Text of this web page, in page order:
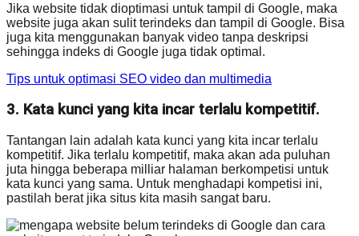
Jika website tidak dioptimasi untuk tampil di Google, maka
website juga akan sulit terindeks dan tampil di Google. Bisa
juga kita menggunakan banyak video tanpa deskripsi
sehingga indeks di Google juga tidak optimal.
Tips untuk optimasi SEO video dan multimedia
3. Kata kunci yang kita incar terlalu kompetitif.
Tantangan lain adalah kata kunci yang kita incar terlalu
kompetitif. Jika terlalu kompetitif, maka akan ada puluhan
juta hingga beberapa milliar halaman berkompetisi untuk
kata kunci yang sama. Untuk menghadapi kompetisi ini,
pastilah berat jika situs kita masih sangat baru.